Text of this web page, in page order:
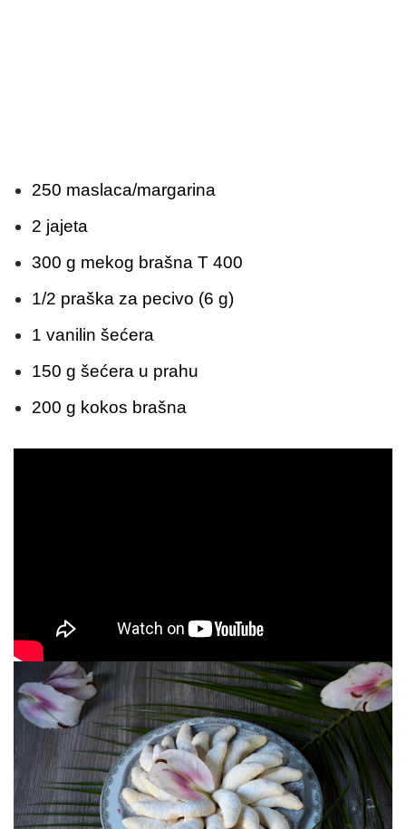
250 maslaca/margarina
2 jajeta
300 g mekog brašna T 400
1/2 praška za pecivo (6 g)
1 vanilin šećera
150 g šećera u prahu
200 g kokos brašna